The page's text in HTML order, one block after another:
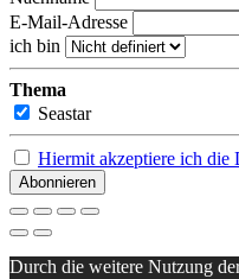
E-Mail-Adresse
ich bin
Thema
Seastar
Hiermit akzeptiere ich die
Durch die weitere Nutzung